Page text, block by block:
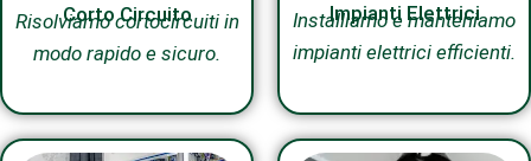
Corto Circuito
Risolviamo cortocircuiti in
modo rapido e sicuro.
Impianti Elettrici
Installiamo e manteniamo
impianti elettrici efficienti.